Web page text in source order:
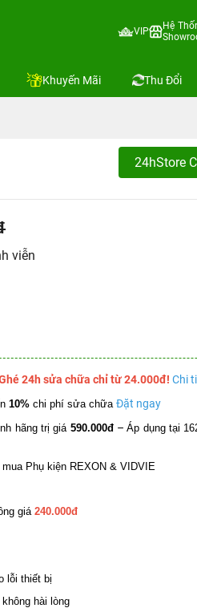
VIP
Hệ
Khuyến Mãi Thu Đổi
24hStore
viễn
24h sửa chữa chỉ từ 24.000đ! Chi
10% chi phí sửa chữa Đặt ngay
hãng trị giá 590.000đ –Áp dụng tại
mua Phụ kiện REXON & VIDVIE
giá240.000đ
lỗi thiết bị
hài lòng